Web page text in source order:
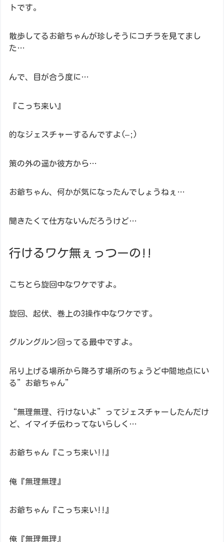
トです。
散歩してるお爺ちゃんが珍しそうにコチラを見てまし
た…
んで、目が合う度に…
『こっち来い』
的なジェスチャーするんですよ(–;)
策の外の遥か彼方から…
お爺ちゃん、何かが気になったんでしょうねぇ…
聞きたくて仕方ないんだろうけど…
行けるワケ無ぇっつーの!!
こちとら旋回中なワケですよ。
旋回、起伏、巻上の3操作中なワケです。
グルングルン回ってる最中ですよ。
吊り上げる場所から降ろす場所のちょうど中間地点にい
る”お爺ちゃん”
“無理無理、行けないよ”ってジェスチャーしたんだけ
ど、イマイチ伝わってないらしく…
お爺ちゃん『こっち来い!!』
俺『無理無理』
お爺ちゃん『こっち来い!!』
俺『無理無理』